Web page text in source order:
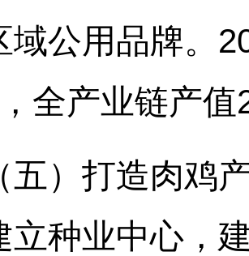
域公用品牌。
全产业链产值
五）打造肉鸡
立种业中心，